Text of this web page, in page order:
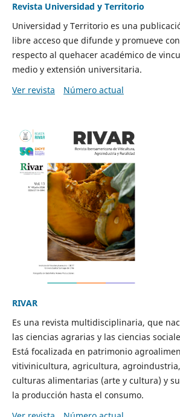
Revista Universidad y Territorio
Universidad y Territorio es una
libre acceso que difunde y promueve
respecto al quehacer académico de
medio y extensión universitaria.
Ver revista
Número actual
RIVAR
Es una revista multidisciplinaria, que
las ciencias agrarias y las ciencias
Está focalizada en patrimonio
vitivinicultura, agricultura,
culturas alimentarias (arte y cultura) y
la producción hasta el consumo.